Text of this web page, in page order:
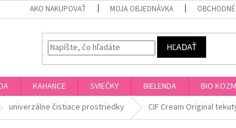
AKO NAKUPOVAŤ MOJA OBJEDNÁVKA
HĽADAŤ
KAHANCE SVIEČKY BIELENDA BIO
univerzálne čistiace prostriedky CIF Cream Original